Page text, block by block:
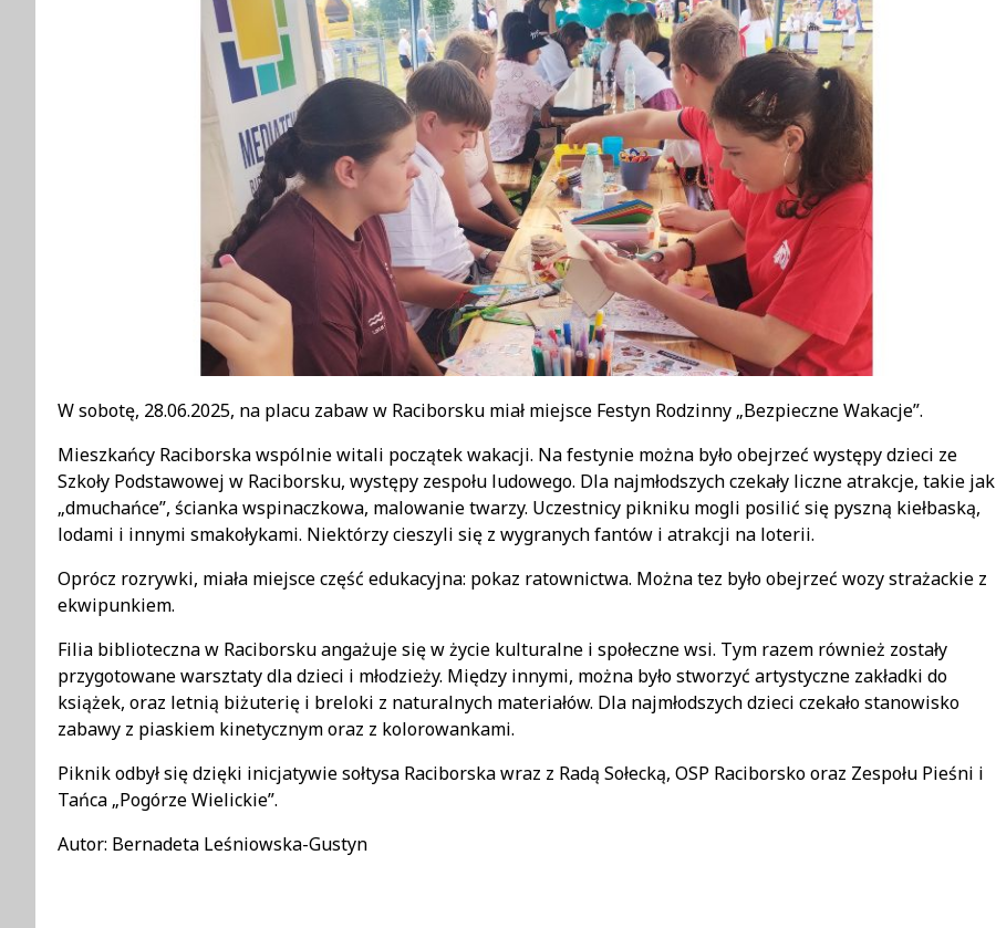
Treść
W sobotę, 28.06.2025, na placu zabaw w Raciborsku miał miejsce Festyn Rodzinny „Bezpieczne Wakacje”.
Mieszkańcy Raciborska wspólnie witali początek wakacji. Na festynie można było obejrzeć występy dzieci ze
Szkoły Podstawowej w Raciborsku, występy zespołu ludowego. Dla najmłodszych czekały liczne atrakcje, takie jak
„dmuchańce”, ścianka wspinaczkowa, malowanie twarzy. Uczestnicy pikniku mogli posilić się pyszną kiełbaską,
lodami i innymi smakołykami. Niektórzy cieszyli się z wygranych fantów i atrakcji na loterii.
Oprócz rozrywki, miała miejsce część edukacyjna: pokaz ratownictwa. Można tez było obejrzeć wozy strażackie z
ekwipunkiem.
Filia biblioteczna w Raciborsku angażuje się w życie kulturalne i społeczne wsi. Tym razem również zostały
przygotowane warsztaty dla dzieci i młodzieży. Między innymi, można było stworzyć artystyczne zakładki do
książek, oraz letnią biżuterię i breloki z naturalnych materiałów. Dla najmłodszych dzieci czekało stanowisko
zabawy z piaskiem kinetycznym oraz z kolorowankami.
Piknik odbył się dzięki inicjatywie sołtysa Raciborska wraz z Radą Sołecką, OSP Raciborsko oraz Zespołu Pieśni i
Tańca „Pogórze Wielickie”.
Autor: Bernadeta Leśniowska-Gustyn